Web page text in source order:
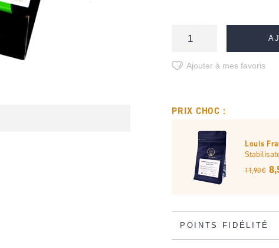
Ajouter à mes favoris
PRIX CHOC :
Louis
11,90 €
POINTS FIDÉLITÉ